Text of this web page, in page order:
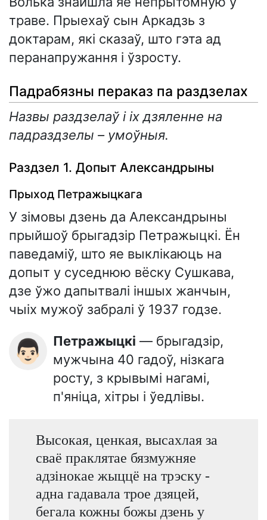
траве. Прыехаў сын Аркадзь з
доктарам, які сказаў, што гэта ад
перанапружання і ўзросту.
Падрабязны пераказ па раздзелах
Назвы раздзелаў і іх дзяленне на
падраздзелы – умоўныя.
Раздзел 1. Допыт Александрыны
Прыход Петражыцкага
У зімовы дзень да Александрыны
прыйшоў брыгадзір Петражыцкі. Ён
паведаміў, што яе выклікаюць на
допыт у суседнюю вёску Сушкава,
дзе ўжо дапытвалі іншых жанчын,
чыіх мужоў забралі ў 1937 годзе.
👨🏻 Петражыцкі — брыгадзір,
мужчына 40 гадоў, нізкага
росту, з крывымі нагамі,
п'яніца, хітры і ўедлівы.
Высокая, ценкая, высахлая за
сваё праклятае бязмужняе
адзінокае жыццё на трэску -
адна гадавала трое дзяцей,
бегала кожны божы дзень у